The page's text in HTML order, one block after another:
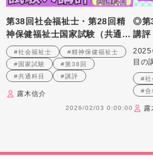
第38回社会福祉士・第28回精
神保健福祉士国家試験（共通科
目）講評
#社会福祉士
#精神保健福祉士
#国家試験
#第38回
#共通科目
#講評
露木信介
2026/02/03 0:00:00
◎第
講評
2025
目の
#社
#合
露